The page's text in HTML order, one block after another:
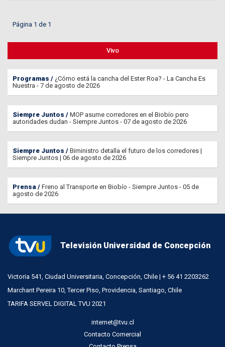
Página 1 de 1
Vivo
Programas
¿Cómo está la cancha del Ester Roa? - La Cancha Es
Nuestra - 7 de agosto de 2026
Siempre Juntos
MOP asume corredores en el Biobío pero
autoridades dudan - Siempre Juntos - 07 de agosto de 2026
Siempre Juntos
Biministro detalla el futuro de los corredores |
Siempre Juntos | 06 de agosto de 2026
Prensa
Freno al Transporte en Biobío - Siempre Juntos - 05 de
agosto de 2026
Televisión Universidad de Concepción
Victoria 541, Ciudad Universitaria, Concepción, Chile | + 56 41 2203262
Marchant Pereira 10, Tercer Piso, Providencia, Santiago, Chile
TARIFA SERVEL DIGITAL TVU 2021
internet@tvu.cl
Contacto Comercial